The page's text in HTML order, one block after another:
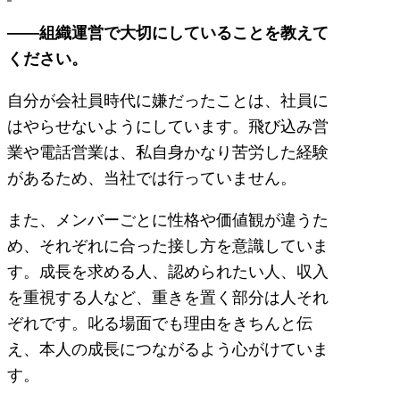
――組織運営で大切にしていることを教えて
ください。
自分が会社員時代に嫌だったことは、社員に
はやらせないようにしています。飛び込み営
業や電話営業は、私自身かなり苦労した経験
があるため、当社では行っていません。
また、メンバーごとに性格や価値観が違うた
め、それぞれに合った接し方を意識していま
す。成長を求める人、認められたい人、収入
を重視する人など、重きを置く部分は人それ
ぞれです。叱る場面でも理由をきちんと伝
え、本人の成長につながるよう心がけていま
す。